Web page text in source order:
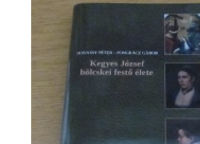
Gyermekorvos
Fogorvos
Központi orvosi ügyelet